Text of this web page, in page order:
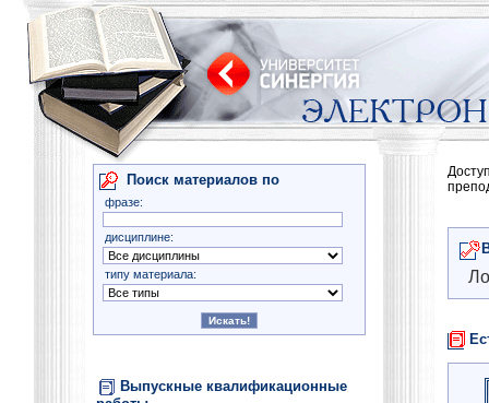
Поиск материалов по
фразе:
дисциплине:
типу материала:
Выпускные квалификационные